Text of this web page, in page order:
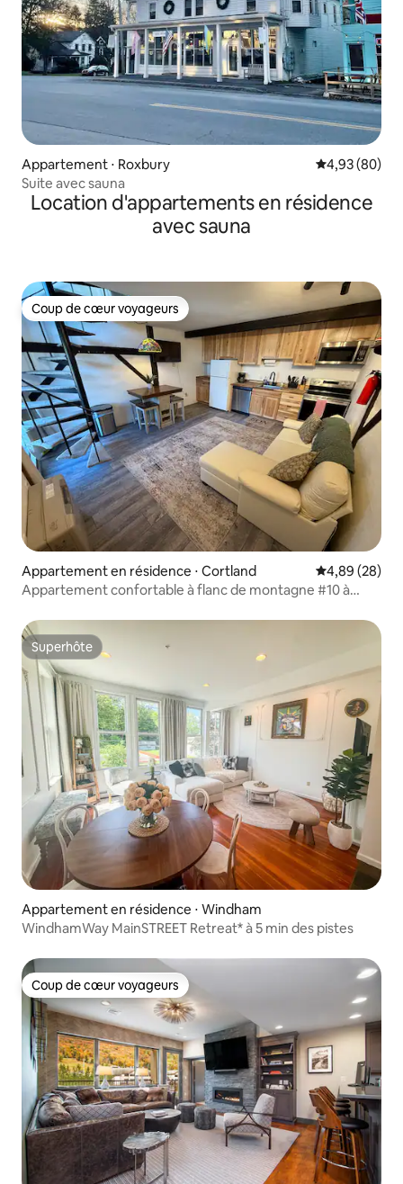
Appartement ⋅ Roxbury Évaluation
4,93 (80)
Suite avec sauna
Location d'appartements en résidence
avec sauna
Coup de cœur voyageurs
Coup de cœur voyageurs
Appartement en résidence ⋅ Cortland Évaluation
4,89 (28)
Appartement confortable à flanc de montagne #10 à
Superhôte
Superhôte
Appartement en résidence ⋅ Windham
WindhamWay MainSTREET Retreat* à 5 min des pistes
Coup de cœur voyageurs
Coup de cœur voyageurs